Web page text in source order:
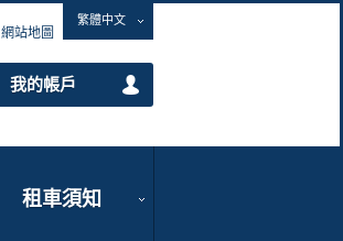
網站地圖
繁體中文
我的帳戶
租車須知